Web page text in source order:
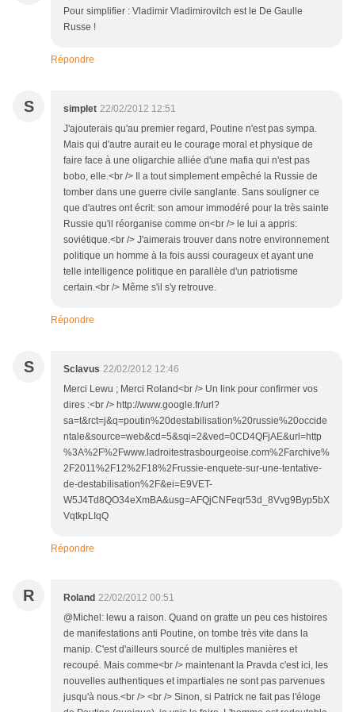
Pour simplifier : Vladimir Vladimirovitch est le De Gaulle
Russe !
Répondre
S simplet 22/02/2012 12:51
J'ajouterais qu'au premier regard, Poutine n'est pas sympa.
Mais qui d'autre aurait eu le courage moral et physique de
faire face à une oligarchie alliée d'une mafia qui n'est pas
bobo, elle.<br /> Il a tout simplement empêché la Russie de
tomber dans une guerre civile sanglante. Sans souligner ce
que d'autres ont écrit: son amour immodéré pour la très sainte
Russie qu'il réorganise comme on<br /> le lui a appris:
soviétique.<br /> J'aimerais trouver dans notre environnement
politique un homme à la fois aussi courageux et ayant une
telle intelligence politique en parallèle d'un patriotisme
certain.<br /> Même s'il s'y retrouve.
Répondre
S Sclavus 22/02/2012 12:46
Merci Lewu ; Merci Roland<br /> Un link pour confirmer vos
dires :<br /> http://www.google.fr/url?
sa=t&rct=j&q=poutin%20destabilisation%20russie%20occide
ntale&source=web&cd=5&sqi=2&ved=0CD4QFjAE&url=http
%3A%2F%2Fwww.ladroitestrasbourgeoise.com%2Farchive%
2F2011%2F12%2F18%2Frussie-enquete-sur-une-tentative-
de-destabilisation%2F&ei=E9VET-
W5J4Td8QO34eXmBA&usg=AFQjCNFeqr53d_8Vvg9Byp5bX
VqtkpLIqQ
Répondre
R Roland 22/02/2012 00:51
@Michel: lewu a raison. Quand on gratte un peu ces histoires
de manifestations anti Poutine, on tombe très vite dans la
manip. C'est d'ailleurs sourcé de multiples manières et
recoupé. Mais comme<br /> maintenant la Pravda c'est ici, les
nouvelles authentiques et impartiales ne sont pas parvenues
jusqu'à nous.<br /> <br /> Sinon, si Patrick ne fait pas l'éloge